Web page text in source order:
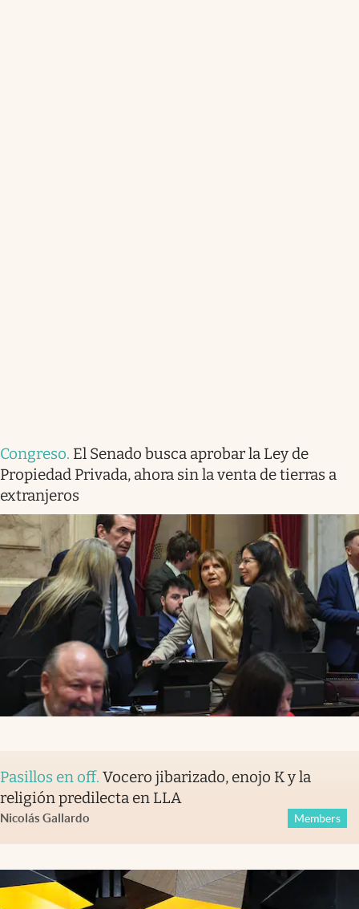
Congreso. El Senado busca aprobar la Ley de
Propiedad Privada, ahora sin la venta de tierras a
extranjeros
Pasillos en off. Vocero jibarizado, enojo K y la
religión predilecta en LLA
Nicolás Gallardo Members